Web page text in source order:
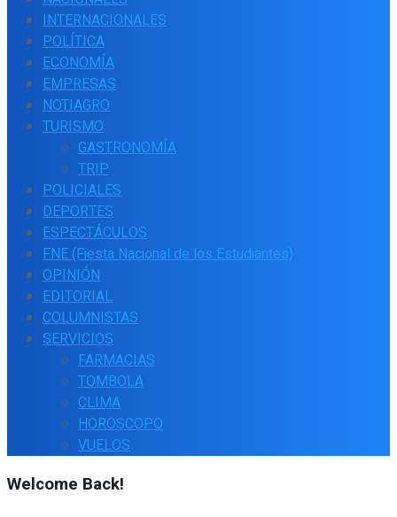
INTERNACIONALES
POLÍTICA
ECONOMÍA
EMPRESAS
NOTIAGRO
TURISMO
GASTRONOMÍA
TRIP
POLICIALES
DEPORTES
ESPECTÁCULOS
FNE (Fiesta Nacional de los Estudiantes)
OPINIÓN
EDITORIAL
COLUMNISTAS
SERVICIOS
FARMACIAS
TOMBOLA
CLIMA
HOROSCOPO
VUELOS
Welcome Back!